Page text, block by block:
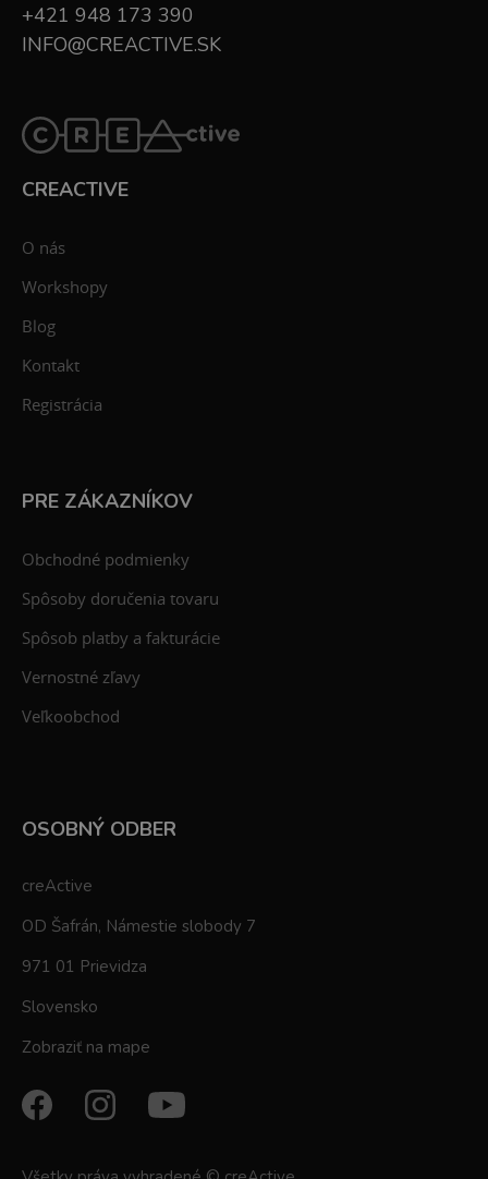
+421 948 173 390
INFO@CREACTIVE.SK
CREACTIVE
O nás
Workshopy
Blog
Kontakt
Registrácia
PRE ZÁKAZNÍKOV
Obchodné podmienky
Spôsoby doručenia tovaru
Spôsob platby a fakturácie
Vernostné zľavy
Veľkoobchod
OSOBNÝ ODBER
creActive
OD Šafrán, Námestie slobody 7
971 01 Prievidza
Slovensko
Zobraziť na mape